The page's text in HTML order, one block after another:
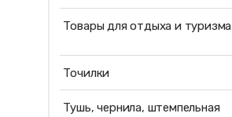
Товары для отдыха и туризма
Точилки
Тушь, чернила, штемпельная